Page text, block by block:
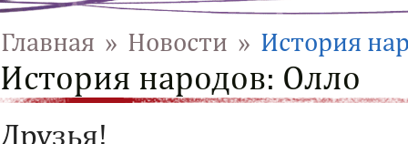
Главная » Новости » История
История народов: Олло
Друзья!